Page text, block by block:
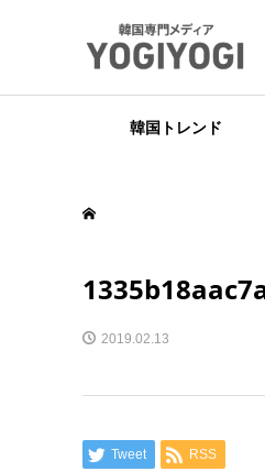
韓国トレンド
2019.02.13
Tweet RSS